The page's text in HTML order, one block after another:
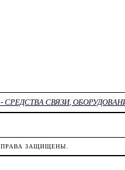
СВЯЗИ,
ЗАЩИЩЕНЫ.